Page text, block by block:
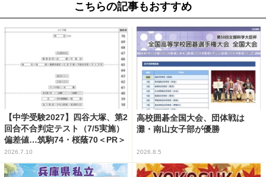
こちらの記事もおすすめ
【中学受験2027】四谷大塚、第2
回合不合判定テスト（7/5実施）
偏差値…筑駒74・桜蔭70＜PR＞
2026.7.10
高校囲碁全国大会、団体戦は
灘・南山女子部が優勝
2026.8.5